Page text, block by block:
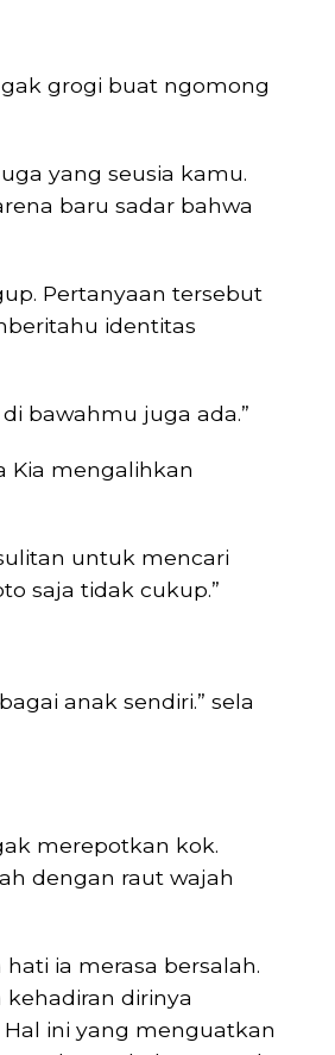
grogi buat ngomong
yang seusia kamu.
baru sadar bahwa
Pertanyaan tersebut
identitas
bawahmu juga ada.”
Kia mengalihkan
untuk mencari
saja tidak cukup.”
anak sendiri.” sela
merepotkan kok.
dengan raut wajah
ia merasa bersalah.
dirinya
ini yang menguatkan